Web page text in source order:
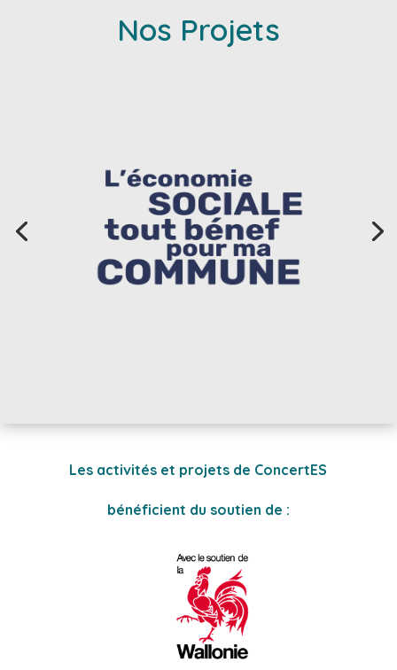
Nos Projets
Les activités et projets de ConcertES
bénéficient du soutien de :